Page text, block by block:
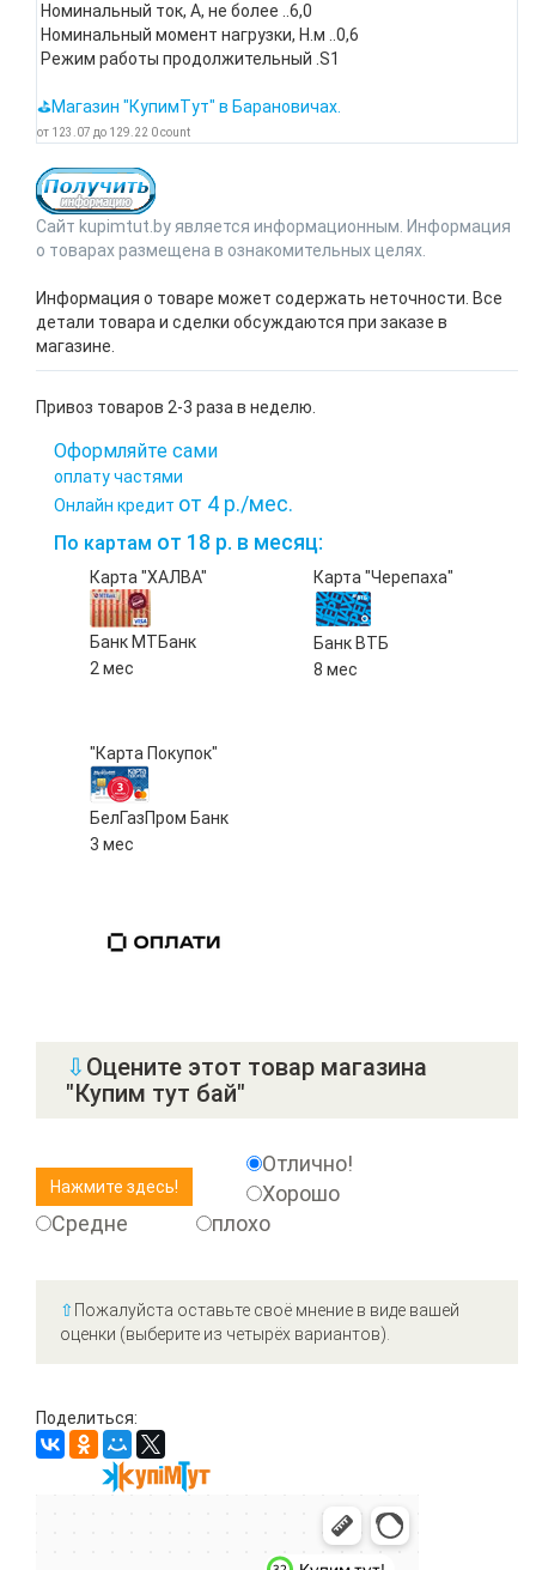
Номинальный ток, А, не более ..6,0
Номинальный момент нагрузки, Н.м ..0,6
Режим работы продолжительный .S1
⛳Магазин "КупимТут" в Барановичах.
от 123.07 до 129.22 0count
Сайт kupimtut.by является информационным. Информация
о товарах размещена в ознакомительных целях.
Информация о товаре может содержать неточности. Все
детали товара и сделки обсуждаются при заказе в
магазине.
Привоз товаров 2-3 раза в неделю.
Оформляйте сами
оплату частями
Онлайн кредит от 4 р./мес.
По картам от 18 р. в месяц:
Карта "ХАЛВА"
Банк МТБанк
2 мес
Карта "Черепаха"
Банк ВТБ
8 мес
"Карта Покупок"
БелГазПром Банк
3 мес
⇩ Оцените этот товар магазина
"Купим тут бай"
Отлично!
Хорошо
Средне
плохо
⇧ Пожалуйста оставьте своё мнение в виде вашей
оценки (выберите из четырёх вариантов).
Поделиться: